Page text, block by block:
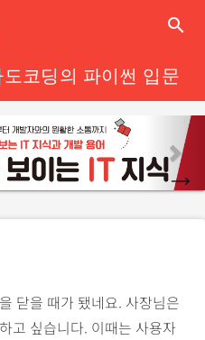
close
search
코딩의 파이썬 입문
e
x
닫을 때가 됐네요. 사장님은
고 싶습니다. 이때는 사용자